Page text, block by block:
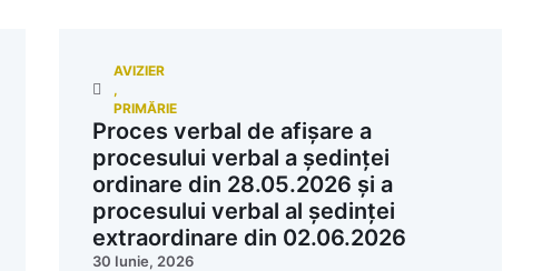
AVIZIER
,
PRIMĂRIE
Proces verbal de afișare a
procesului verbal a ședinței
ordinare din 28.05.2026 și a
procesului verbal al ședinței
extraordinare din 02.06.2026
30 Iunie, 2026